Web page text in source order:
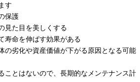
す
保護
見た目を美しくする
寿命を伸ばす効果がある
の劣化や資産価値が下がる原因となる可能
ことはないので、長期的なメンテナンス計